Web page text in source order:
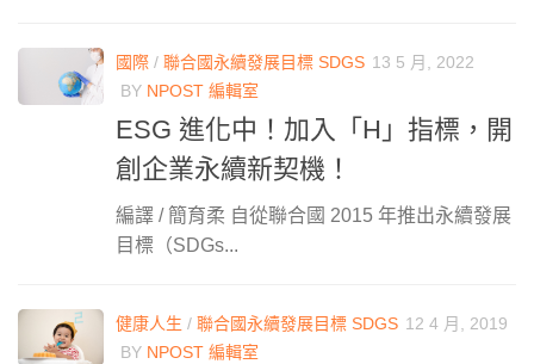
國際 / 聯合國永續發展目標 SDGS 13 5 月, 2022
BY NPOST 編輯室
ESG 進化中！加入「H」指標，開
創企業永續新契機！
編譯 / 簡育柔 自從聯合國 2015 年推出永續發展
目標（SDGs...
健康人生 / 聯合國永續發展目標 SDGS 12 4 月, 2019
BY NPOST 編輯室